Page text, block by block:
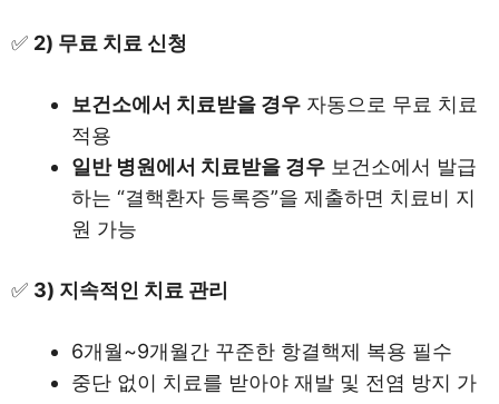
✅ 2) 무료 치료 신청
보건소에서 치료받을 경우 자동으로 무료 치료
적용
일반 병원에서 치료받을 경우 보건소에서 발급
하는 “결핵환자 등록증”을 제출하면 치료비 지
원 가능
✅ 3) 지속적인 치료 관리
6개월~9개월간 꾸준한 항결핵제 복용 필수
중단 없이 치료를 받아야 재발 및 전염 방지 가